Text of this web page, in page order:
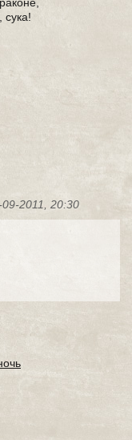
сука!
2011, 20:30